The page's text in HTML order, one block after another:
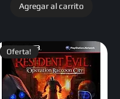
Agregar al carrito
Oferta!